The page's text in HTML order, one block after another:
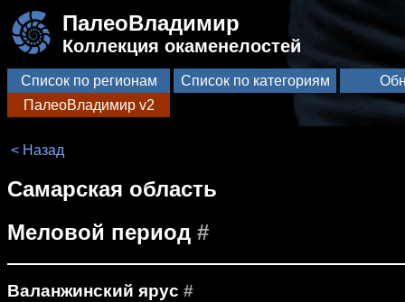
ПалеоВладимир
Коллекция окаменелостей
Список по регионам Список по категориям
ПалеоВладимир v2
< Назад
Самарская область
Меловой период #
Валанжинский ярус #